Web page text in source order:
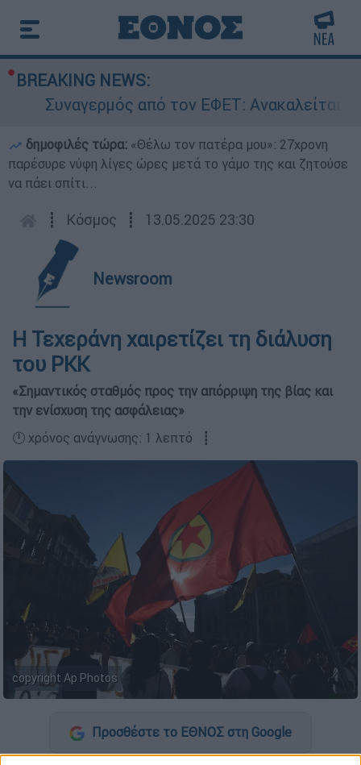
BREAKING NEWS:
Συναγερμός από τον ΕΦΕΤ: Ανακαλείται
δημοφιλές τώρα: «Θέλω τον πατέρα μου»: 27χρονη
παρέσυρε νύφη λίγες ώρες μετά το γάμο της και ζητούσε
να πάει σπίτι...
┋ Κόσμος ┋ 13.05.2025 23:30
Newsroom
Η Τεχεράνη χαιρετίζει τη διάλυση
του PKK
«Σημαντικός σταθμός προς την απόρριψη της βίας και
την ενίσχυση της ασφάλειας»
🕛 χρόνος ανάγνωσης: 1 λεπτό ┋
copyright Ap Photos
Προσθέστε το ΕΘΝΟΣ στη Google